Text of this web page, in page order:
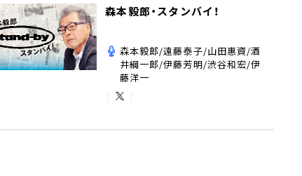
森本毅郎・スタンバイ！
森本毅郎/遠藤泰子/山田惠資/酒
井綱一郎/伊藤芳明/渋谷和宏/伊
藤洋一